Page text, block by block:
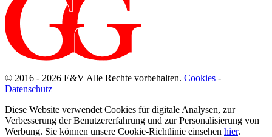
© 2016 - 2026 E&V Alle Rechte vorbehalten. Cookies -
Datenschutz
Diese Website verwendet Cookies für digitale Analysen, zur
Verbesserung der Benutzererfahrung und zur Personalisierung von
Werbung. Sie können unsere Cookie-Richtlinie einsehen hier.